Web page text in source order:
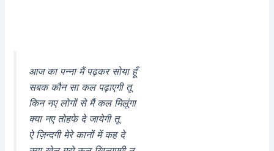
आज का पन्ना मैं पढ़कर सोया हूँ
सबक कौन सा कल पढ़ाएगी तू
किन नए लोगों से मैं कल मिलूंगा
क्या नए तोहफे दे जायेगी तू
ऐ ज़िन्दगी मेरे कानों में कह दे